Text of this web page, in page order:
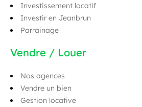
Investissement locatif
Investir en Jeanbrun
Parrainage
Vendre / Louer
Nos agences
Vendre un bien
Gestion locative